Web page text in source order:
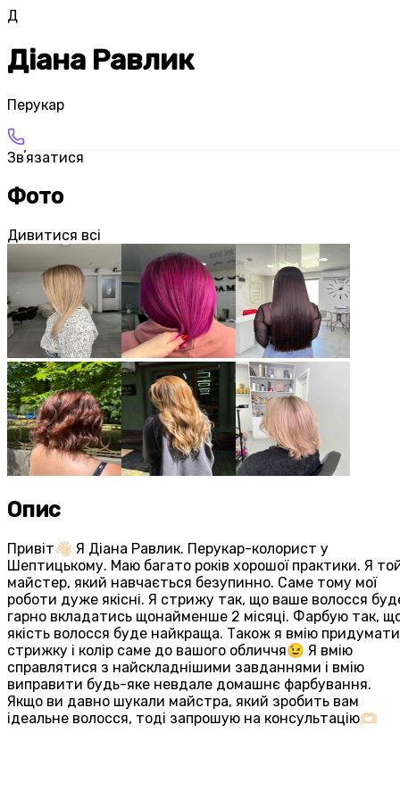
Д
Діана Равлик
Перукар
Звʼязатися
Фото
Дивитися всі
Опис
Привіт👋🏻 Я Діана Равлик. Перукар-колорист у
Шептицькому. Маю багато років хорошої практики. Я
майстер, який навчається безупинно. Саме тому мої
роботи дуже якісні. Я стрижу так, що ваше волосся
гарно вкладатись щонайменше 2 місяці. Фарбую так,
якість волосся буде найкраща. Також я вмію придумати
стрижку і колір саме до вашого обличчя😉 Я вмію
справлятися з найскладнішими завданнями і вмію
виправити будь-яке невдале домашнє фарбування.
Якщо ви давно шукали майстра, який зробить вам
ідеальне волосся, тоді запрошую на консультацію🫶🏻